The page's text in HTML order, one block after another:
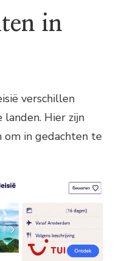
in
verschillen
landen. Hier zijn
in gedachten te